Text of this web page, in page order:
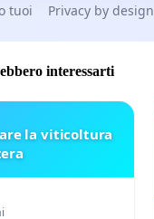
tuoi Privacy by design
interessarti
la viticoltura